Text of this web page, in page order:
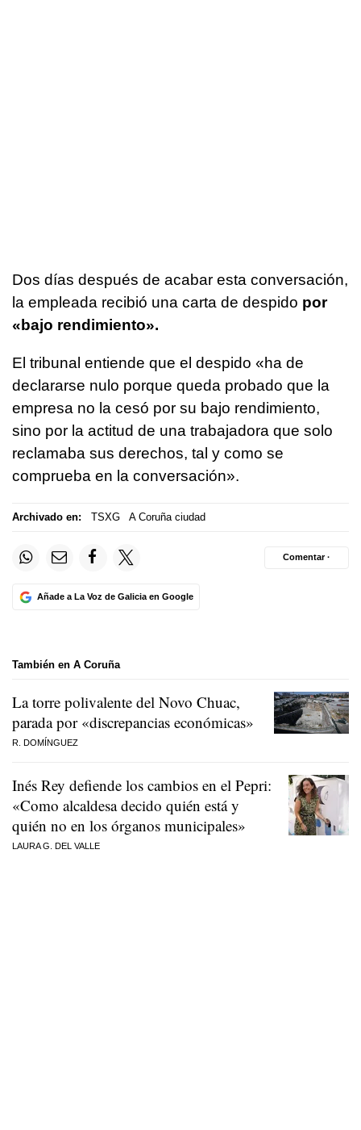
Dos días después de acabar esta conversación,
la empleada recibió una carta de despido por
«bajo rendimiento».
El tribunal entiende que el despido «ha de
declararse nulo porque queda probado que la
empresa no la cesó por su bajo rendimiento,
sino por la actitud de una trabajadora que solo
reclamaba sus derechos, tal y como se
comprueba en la conversación».
Archivado en: TSXG A Coruña ciudad
Añade a La Voz de Galicia en Google
Comentar ·
También en A Coruña
La torre polivalente del Novo Chuac,
parada por «discrepancias económicas»
R. DOMÍNGUEZ
Inés Rey defiende los cambios en el Pepri:
«Como alcaldesa decido quién está y
quién no en los órganos municipales»
LAURA G. DEL VALLE